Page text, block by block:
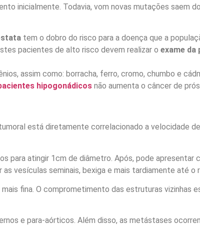
inicialmente. Todavia, vom novas mutações saem
tem o dobro do risco para a doença que a
pacientes de alto risco devem realizar o exame
assim como: borracha, ferro, cromo, chumbo e
hipogonádicos não aumenta o câncer de
está diretamente correlacionado a velocidade
para atingir 1cm de diâmetro. Após, pode apresentar
vesículas seminais, bexiga e mais tardiamente até o
fina. O comprometimento das estruturas vizinhas
e para-aórticos. Além disso, as metástases